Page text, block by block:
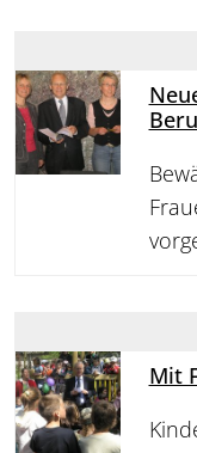
Mit